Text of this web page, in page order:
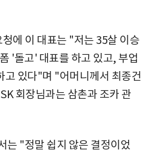
에 이 대표는 "저는 35살 이승
'돌고' 대표를 하고 있고, 부업
고 있다"며 "어머니께서 최종건
회장님과는 삼촌과 조카 관
는 "정말 쉽지 않은 결정이었